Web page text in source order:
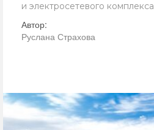
и электросетевого комплекса
Автор:
Руслана Страхова